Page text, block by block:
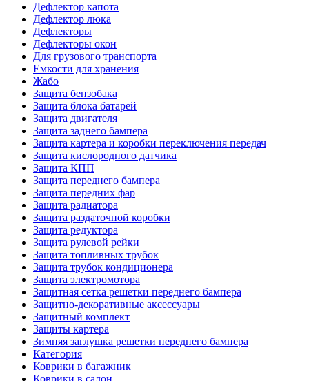
Дефлектор капота
Дефлектор люка
Дефлекторы
Дефлекторы окон
Для грузового транспорта
Емкости для хранения
Жабо
Защита бензобака
Защита блока батарей
Защита двигателя
Защита заднего бампера
Защита картера и коробки переключения передач
Защита кислородного датчика
Защита КПП
Защита переднего бампера
Защита передних фар
Защита радиатора
Защита раздаточной коробки
Защита редуктора
Защита рулевой рейки
Защита топливных трубок
Защита трубок кондиционера
Защита электромотора
Защитная сетка решетки переднего бампера
Защитно-декоративные аксессуары
Защитный комплект
Защиты картера
Зимняя заглушка решетки переднего бампера
Категория
Коврики в багажник
Коврики в салон